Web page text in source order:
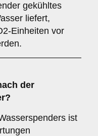
gekühltes
liefert,
Einheiten vor
der
ist